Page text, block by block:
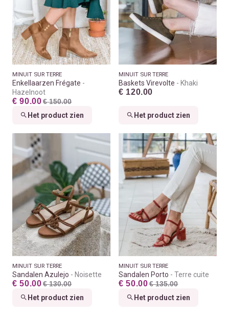
MINUIT SUR TERRE
Enkellaarzen Frégate
Hazelnoot
€ 90.00 € 150.00
Het product zien
MINUIT SUR TERRE
Baskets Virevolte Khaki
€ 120.00
Het product zien
MINUIT SUR TERRE
Sandalen Azulejo Noisette
€ 50.00 € 130.00
Het product zien
MINUIT SUR TERRE
Sandalen Porto Terre cuite
€ 50.00 € 135.00
Het product zien